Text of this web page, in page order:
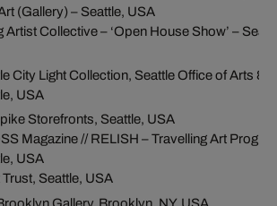
(Gallery) – Seattle, USA
Artist Collective – ‘Open House Show’ –
City Light Collection, Seattle Office of Arts &
USA
Storefronts, Seattle, USA
Magazine // RELISH – Travelling Art
USA
Seattle, USA
Gallery, Brooklyn, NY, USA